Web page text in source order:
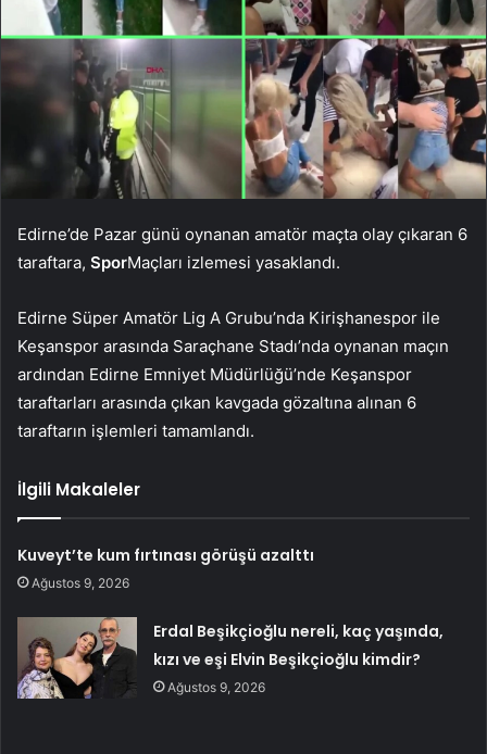
Edirne’de Pazar günü oynanan amatör maçta olay çıkaran 6
taraftara, SporMaçları izlemesi yasaklandı.
Edirne Süper Amatör Lig A Grubu’nda Kirişhanespor ile
Keşanspor arasında Saraçhane Stadı’nda oynanan maçın
ardından Edirne Emniyet Müdürlüğü’nde Keşanspor
taraftarları arasında çıkan kavgada gözaltına alınan 6
taraftarın işlemleri tamamlandı.
İlgili Makaleler
Kuveyt’te kum fırtınası görüşü azalttı
Ağustos 9, 2026
Erdal Beşikçioğlu nereli, kaç yaşında,
kızı ve eşi Elvin Beşikçioğlu kimdir?
Ağustos 9, 2026